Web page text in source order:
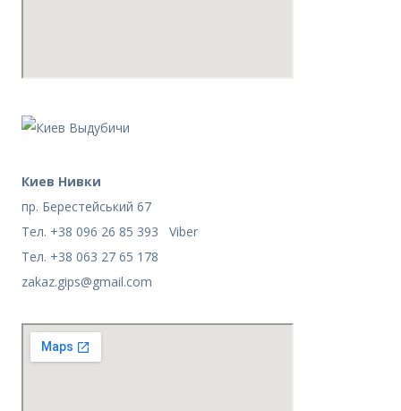
Киев Нивки
пр. Берестейський 67
Тел. +38 096 26 85 393 Viber
Тел. +38 063 27 65 178
zakaz.gips@gmail.com